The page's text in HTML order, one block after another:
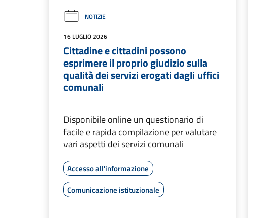
NOTIZIE
16 LUGLIO 2026
Cittadine e cittadini possono
esprimere il proprio giudizio sulla
qualità dei servizi erogati dagli uffici
comunali
Disponibile online un questionario di
facile e rapida compilazione per valutare
vari aspetti dei servizi comunali
Accesso all'informazione
Comunicazione istituzionale